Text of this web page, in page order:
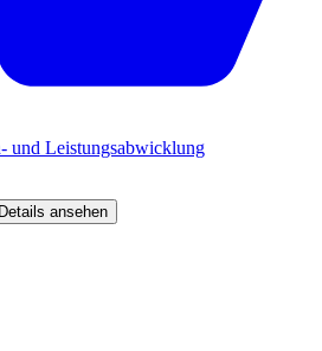
und Leistungsabwicklung
Details ansehen